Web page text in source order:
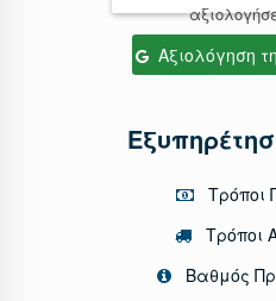
Αξιολόγηση
Τρόποι
Τρόποι
Βαθμός